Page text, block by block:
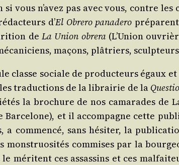
vous n’a­vez pas avec vous, contre
d’El Obre­ro pana­de­ro
de La Union obre­ra(L’U­nion
maçons, plâ­triers,
classe sociale de pro­duc­teurs
tra­duc­tions de la librai­rie de la
la bro­chure de nos cama­rades de
et il accom­pagne cette
com­men­cé, sans hési­ter, la
mons­truo­si­tés com­mises par la
ces assas­sins et ces